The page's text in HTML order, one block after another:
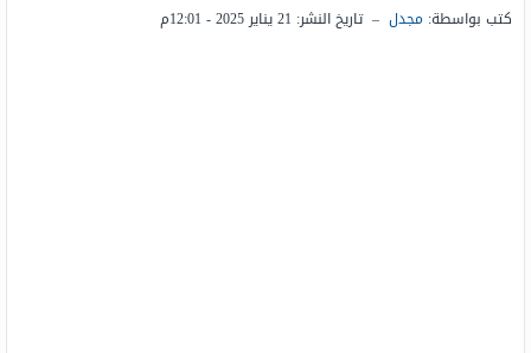
كتب بواسطة: مجدل – تاريخ النشر: 21 يناير 2025 - 12:01م